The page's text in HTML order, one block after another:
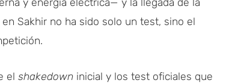
Sakhir no ha sido solo un test, sino el
el shakedown inicial y los test oficiales que